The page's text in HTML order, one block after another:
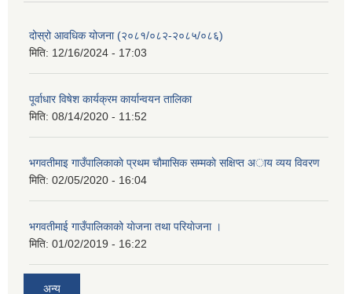
दोस्रो आवधिक योजना (२०८१/०८२-२०८५/०८६)
मिति: 12/16/2024 - 17:03
पूर्वाधार विषेश कार्यक्रम कार्यान्वयन तालिका
मिति: 08/14/2020 - 11:52
भगवतीमाइ गाउँपालिकाकाे प्रथम चाैमासिक सम्मकाे सक्षिप्त अाय व्यय विवरण
मिति: 02/05/2020 - 16:04
भगवतीमाई गाउँपालिकाको याेजना तथा परियाेजना ।
मिति: 01/02/2019 - 16:22
अन्य